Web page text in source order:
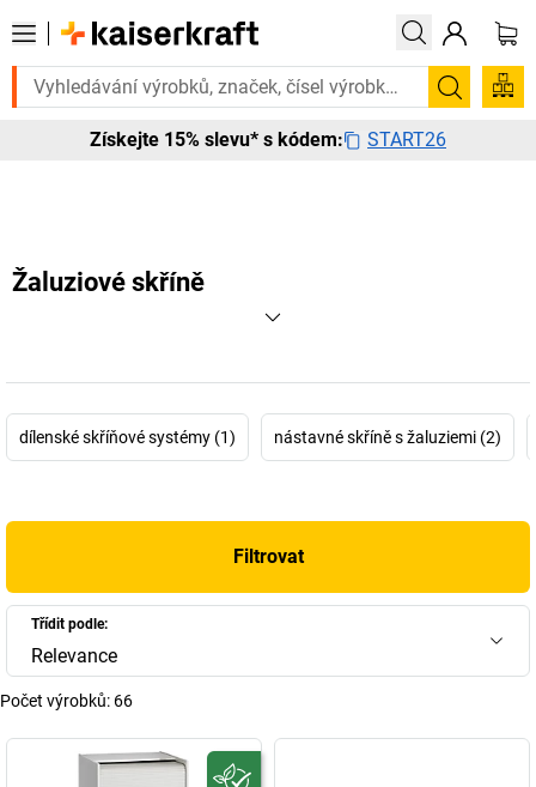
doručíme do 72 hodin. Prohlédněte si zde naši nabídku s
Hledání
Získejte 15% slevu* s kódem: START26
Žaluziové skříně
dílenské skříňové systémy (1) nástavné skříně s žaluziemi (2)
Filtrovat
Třídit podle:
Relevance
Počet výrobků: 66